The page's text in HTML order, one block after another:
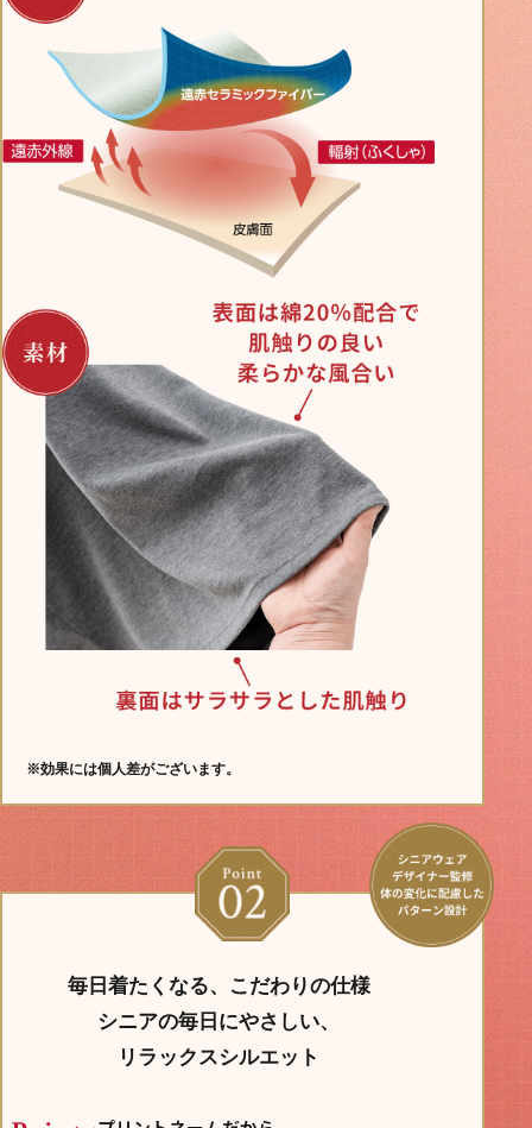
※効果には個人差がございます。
毎日着たくなる、こだわりの仕様
シニアの毎日にやさしい、
リラックスシルエット